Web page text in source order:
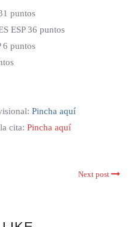
puntos
ESP 36 puntos
6 puntos
Pincha aquí
cita: Pincha aquí
Next post